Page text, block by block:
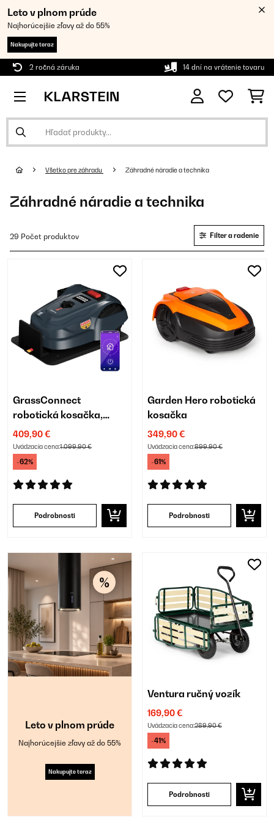
Leto v plnom prúde
Najhorúcejšie zľavy až do 55%
Nakupujte teraz
2 ročná záruka 14 dní na vrátenie tovaru
Všetko pre záhradu Záhradné náradie a technika
Záhradné náradie a technika
29 Počet produktov Filter a radenie
GrassConnect
robotická kosačka,
Starostlivosť o trávnik
do 1 000 m²
409,90 €
Uvádzacia cena:1.099,90 €
-62%
Podrobnosti
Garden Hero robotická
kosačka
349,90 €
Uvádzacia cena:899,90 €
-61%
Podrobnosti
Leto v plnom prúde
Najhorúcejšie zľavy až do 55%
Nakupujte teraz
Ventura ručný vozík
169,90 €
Uvádzacia cena:289,90 €
-41%
Podrobnosti